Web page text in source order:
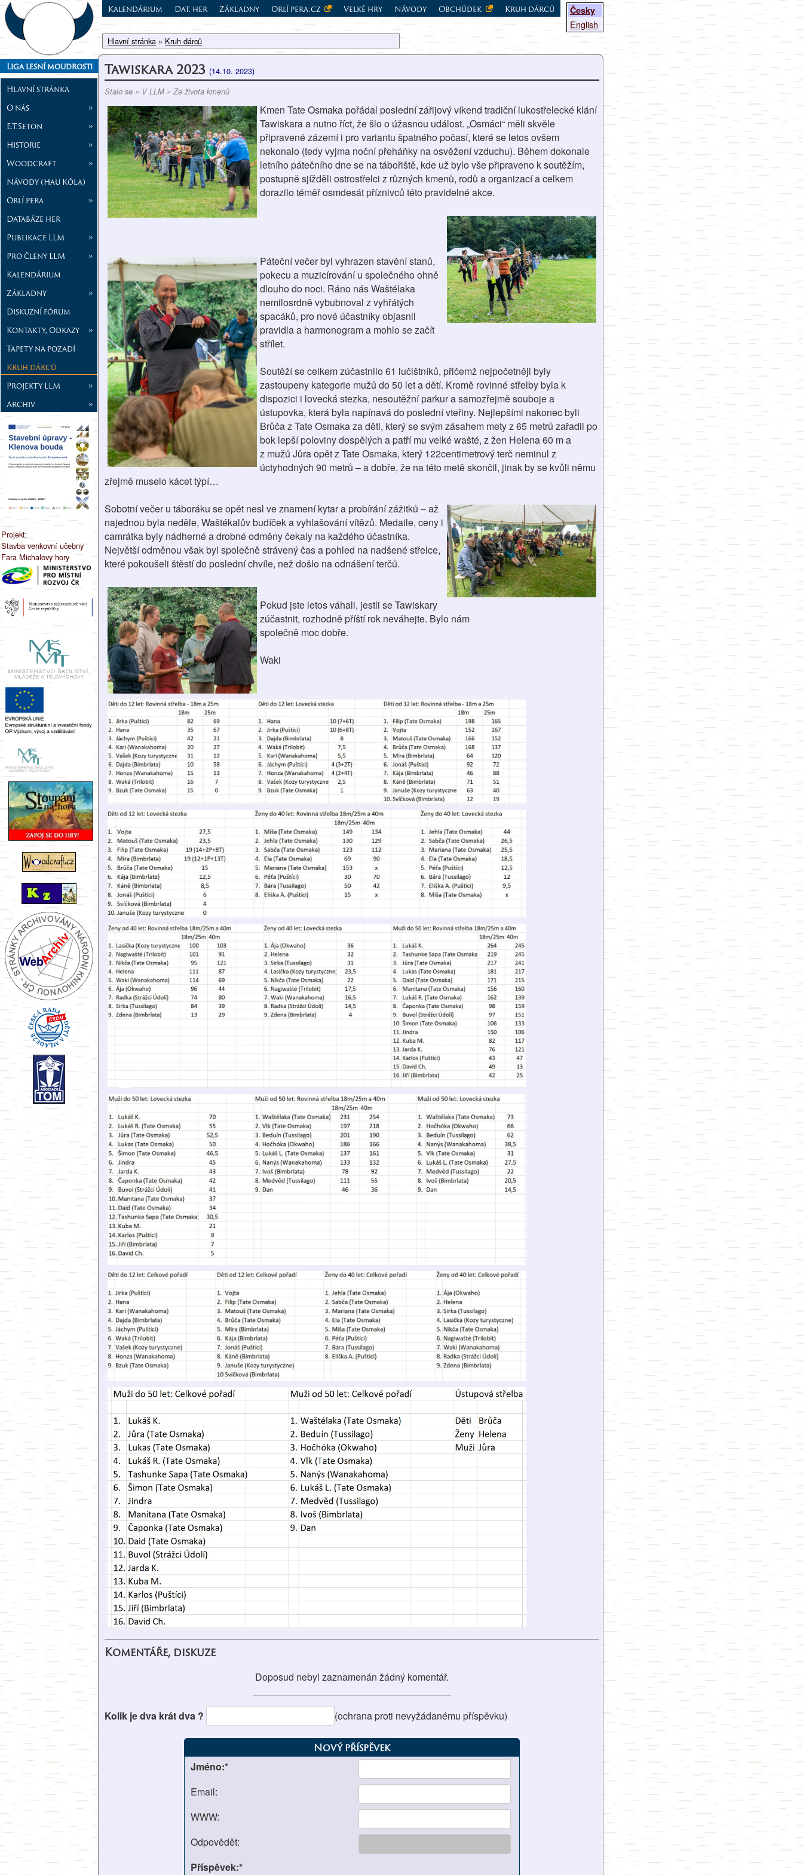
Liga lesní moudrosti
Hlavní stránka
O nás
»
E.T.Seton
»
Historie
»
Woodcraft
»
Návody (Hau Kóla)
Orlí pera
»
Databáze her
Publikace LLM
»
Pro členy LLM
»
Kalendárium
Základny
»
Diskuzní fórum
Kontakty, Odkazy
»
Tapety na pozadí
Kruh dárců
Projekty LLM
»
Archiv
»
Projekt:
Stavba venkovní učebny
Fara Michalovy hory
Česky
English
Kalendárium Dat. her Základny Orlí pera.cz Velké hry Návody Obchůdek Kruh dárců
Hlavní stránka » Kruh dárců
Tawiskara 2023 (14.10. 2023)
Stalo se » V LLM » Ze života kmenů
Kmen Tate Osmaka pořádal poslední zářijový víkend tradiční lukostřelecké klání
Tawiskara a nutno říct, že šlo o úžasnou událost. „Osmáci“ měli skvěle
připravené zázemí i pro variantu špatného počasí, které se letos ovšem
nekonalo (tedy vyjma noční přeháňky na osvěžení vzduchu). Během dokonale
letního pátečního dne se na tábořiště, kde už bylo vše připraveno k soutěžím,
postupně sjížděli ostrostřelci z různých kmenů, rodů a organizací a celkem
dorazilo téměř osmdesát příznivců této pravidelné akce.
Páteční večer byl vyhrazen stavění stanů,
pokecu a muzicírování u společného ohně
dlouho do noci. Ráno nás Waštélaka
nemilosrdně vybubnoval z vyhřátých
spacáků, pro nové účastníky objasnil
pravidla a harmonogram a mohlo se začít
střílet.
Soutěží se celkem zúčastnilo 61 lučištníků, přičemž nejpočetněji byly
zastoupeny kategorie mužů do 50 let a dětí. Kromě rovinné střelby byla k
dispozici i lovecká stezka, nesoutěžní parkur a samozřejmě souboje a
ústupovka, která byla napínavá do poslední vteřiny. Nejlepšími nakonec byli
Brůča z Tate Osmaka za děti, který se svým zásahem mety z 65 metrů zařadil po
bok lepší poloviny dospělých a patří mu velké wašté, z žen Helena 60 m a
z mužů Jůra opět z Tate Osmaka, který 122centimetrový terč neminul z
úctyhodných 90 metrů – a dobře, že na této metě skončil, jinak by se kvůli němu
zřejmě muselo kácet týpí…
Sobotní večer u táboráku se opět nesl ve znamení kytar a probírání zážitků – až
najednou byla neděle, Waštékalův budíček a vyhlašování vítězů. Medaile, ceny i
camrátka byly nádherné a drobné odměny čekaly na každého účastníka.
Největší odměnou však byl společně strávený čas a pohled na nadšené střelce,
které pokoušeli štěstí do poslední chvíle, než došlo na odnášení terčů.
Pokud jste letos váhali, jestli se Tawiskary
zúčastnit, rozhodně příští rok neváhejte. Bylo nám
společně moc dobře.
Waki
Komentáře, diskuze
Doposud nebyl zaznamenán žádný komentář.
Kolik je dva krát dva ? (ochrana proti nevyžádanému příspěvku)
Nový příspěvek
Jméno:*
Email:
WWW:
Odpovědět:
Příspěvek:*